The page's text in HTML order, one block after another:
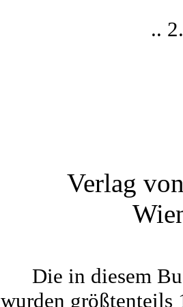
..
Verlag
Die in diesem
wurden größtenteils